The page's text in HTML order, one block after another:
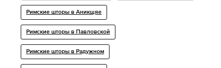
Римские шторы в Аникщяе
Римские шторы в Павловской
Римские шторы в Радужном